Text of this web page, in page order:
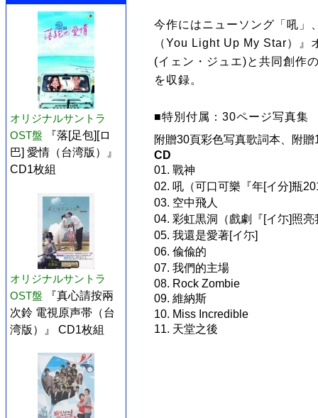
オリジナルサントラ
OST盤
『落[足包][ロ
巴] 愛情（台湾版）』
CD1枚組
オリジナルサントラ
OST盤
『真心請按兩
次鈴 電視原声帯（台
湾版）』 CD1枚組
今作にはニューソング「吼」
（You Light Up My Star）』
(イェン・ジュエ)と共同創作
を収録。
■特別付属：30ページ写真集
附贈30頁彩色写真歌詞本、附贈
CD
01. 戰神
02. 吼（可口可樂『年[イ分]瓶
03. 空中飛人
04. 彩虹黒洞（戲劇『[イ尓]照
05. 我還是愛著[イ尓]
06. 偸偸的
07. 我們的主場
08. Rock Zombie
09. 維納斯
10. Miss Incredible
11. 天堂之後